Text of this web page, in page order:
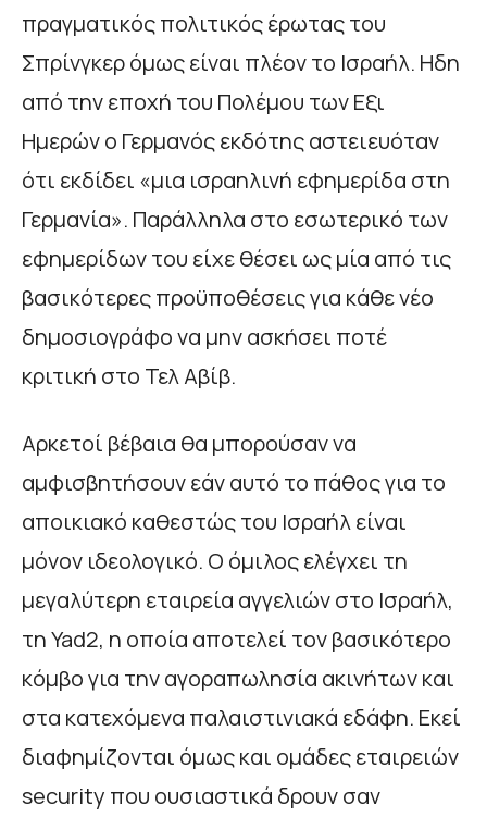
πραγματικός πολιτικός έρωτας του
Σπρίνγκερ όμως είναι πλέον το Ισραήλ. Ηδη
από την εποχή του Πολέμου των Εξι
Ημερών ο Γερμανός εκδότης αστειευόταν
ότι εκδίδει «μια ισραηλινή εφημερίδα στη
Γερμανία». Παράλληλα στο εσωτερικό των
εφημερίδων του είχε θέσει ως μία από τις
βασικότερες προϋποθέσεις για κάθε νέο
δημοσιογράφο να μην ασκήσει ποτέ
κριτική στο Τελ Αβίβ.
Αρκετοί βέβαια θα μπορούσαν να
αμφισβητήσουν εάν αυτό το πάθος για το
αποικιακό καθεστώς του Ισραήλ είναι
μόνον ιδεολογικό. Ο όμιλος ελέγχει τη
μεγαλύτερη εταιρεία αγγελιών στο Ισραήλ,
τη Yad2, η οποία αποτελεί τον βασικότερο
κόμβο για την αγοραπωλησία ακινήτων και
στα κατεχόμενα παλαιστινιακά εδάφη. Εκεί
διαφημίζονται όμως και ομάδες εταιρειών
security που ουσιαστικά δρουν σαν